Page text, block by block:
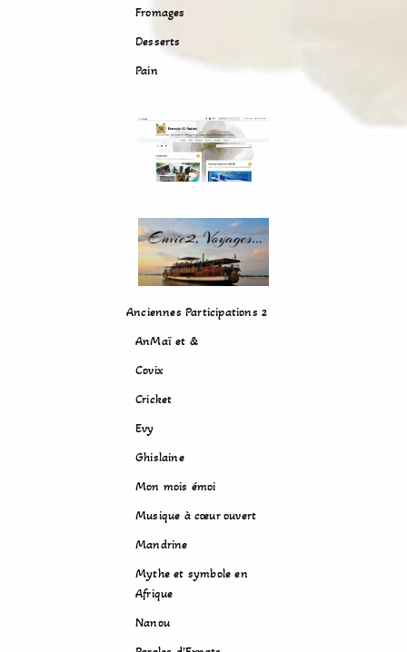
Fromages
Desserts
Pain
Anciennes Participations 2
AnMaï et &
Covix
Cricket
Evy
Ghislaine
Mon mois émoi
Musique à cœur ouvert
Mandrine
Mythe et symbole en
Afrique
Nanou